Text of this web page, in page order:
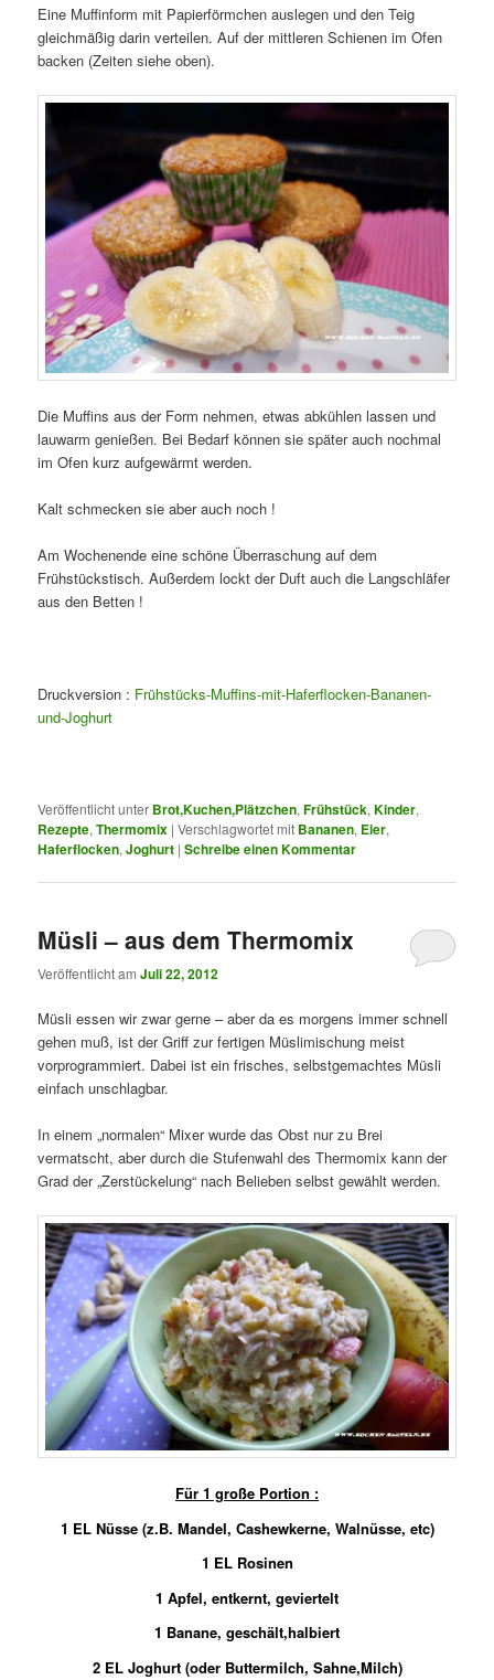
Eine Muffinform mit Papierförmchen auslegen und den Teig
gleichmäßig darin verteilen. Auf der mittleren Schienen im Ofen
backen (Zeiten siehe oben).
Die Muffins aus der Form nehmen, etwas abkühlen lassen und
lauwarm genießen. Bei Bedarf können sie später auch nochmal
im Ofen kurz aufgewärmt werden.
Kalt schmecken sie aber auch noch !
Am Wochenende eine schöne Überraschung auf dem
Frühstückstisch. Außerdem lockt der Duft auch die Langschläfer
aus den Betten !
Druckversion : Frühstücks-Muffins-mit-Haferflocken-Bananen-
und-Joghurt
Veröffentlicht unter Brot,Kuchen,Plätzchen,Frühstück,Kinder,
Rezepte,Thermomix |Verschlagwortet mit Bananen, Eier,
Haferflocken,Joghurt |Schreibe einen Kommentar
Müsli – aus dem Thermomix
Veröffentlicht amJuli 22, 2012
Müsli essen wir zwar gerne – aber da es morgens immer schnell
gehen muß, ist der Griff zur fertigen Müslimischung meist
vorprogrammiert. Dabei ist ein frisches, selbstgemachtes Müsli
einfach unschlagbar.
In einem „normalen“ Mixer wurde das Obst nur zu Brei
vermatscht, aber durch die Stufenwahl des Thermomix kann der
Grad der „Zerstückelung“ nach Belieben selbst gewählt werden.
Für 1 große Portion :
1 EL Nüsse (z.B. Mandel, Cashewkerne, Walnüsse, etc)
1 EL Rosinen
1 Apfel, entkernt, geviertelt
1 Banane, geschält,halbiert
2 EL Joghurt (oder Buttermilch, Sahne,Milch)